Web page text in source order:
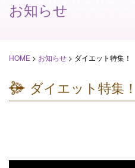
お知らせ
HOME > お知らせ > ダイエット特集！
ダイエット特集！